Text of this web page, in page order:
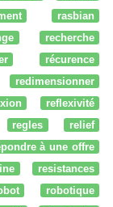
rasbian
recherche
récurence
redimensionner
reflexivité
regles
relief
à une offre
resistances
robotique